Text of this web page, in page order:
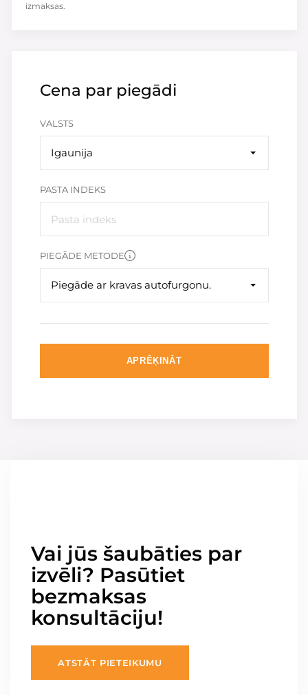
Cena par piegādi
VALSTS
Igaunija
PASTA INDEKS
PIEGĀDE METODE
Piegāde ar kravas autofurgonu.
APRĒĶINĀT
izmaksas.
Vai jūs šaubāties par
izvēli? Pasūtiet
bezmaksas
konsultāciju!
ATSTĀT PIETEIKUMU